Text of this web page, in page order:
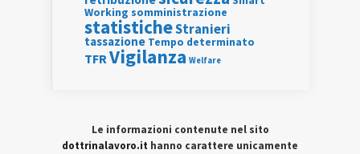
Working somministrazione
statisticheStranieri
tassazione Tempo determinato
TFR Vigilanza Welfare
Le informazioni contenute nel sito
dottrinalavoro.it hanno carattere unicamente